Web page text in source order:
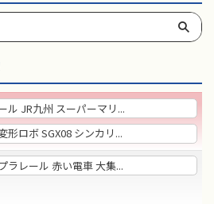
ル JR九州 スーパーマリ...
形ロボ SGX08 シンカリ...
ラレール 赤い電車 大集...